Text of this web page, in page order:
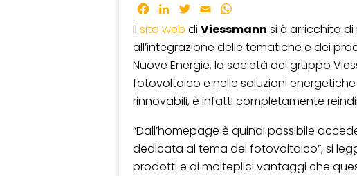
Facebook
LinkedInTwitter
Email
Il sito web di Viessmann si è arricchito
all’integrazione delle tematiche e dei
Nuove Energie, la società del gruppo
fotovoltaico e nelle soluzioni
rinnovabili, è infatti completamente
“Dall’homepage è quindi possibile
dedicata al tema del fotovoltaico”, si
prodotti e ai molteplici vantaggi che